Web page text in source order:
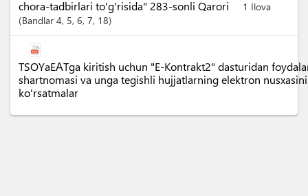
chora-tadbirlari to'g'risida" 283-sonli Qarori
1 Ilova
Bandlar 4, 5, 6, 7, 18
TSOYaEАTga kiritish uchun "E-Kontrakt2" dasturidan
shartnomasi va unga tegishli hujjatlarning elektron
ko'rsatmalar